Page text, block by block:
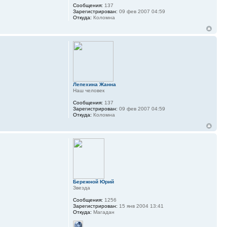
Сообщения: 137
Зарегистрирован: 09 фев 2007 04:59
Откуда: Коломна
Лепехина Жанна
Наш человек
Сообщения: 137
Зарегистрирован: 09 фев 2007 04:59
Откуда: Коломна
Бережной Юрий
Звезда
Сообщения: 1256
Зарегистрирован: 15 янв 2004 13:41
Откуда: Магадан